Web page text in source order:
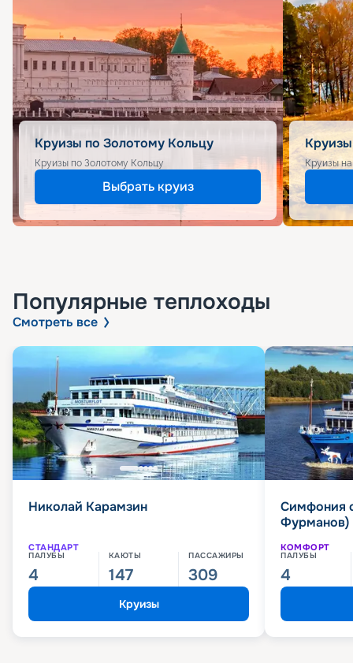
Круизы по Золотому Кольцу
Круизы по Золотому Кольцу
Выбрать круиз
Круизы
Популярные теплоходы
Смотреть все
Николай Карамзин
СТАНДАРТ
ПАЛУБЫ
4
КАЮТЫ
147
ПАССАЖИРЫ
309
Круизы
Симфония
Фурманов)
КОМФОРТ
ПАЛУБЫ
4